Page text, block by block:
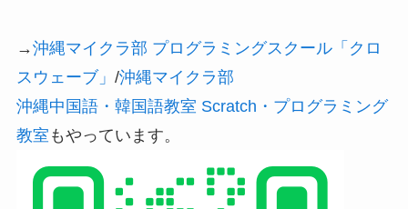
→沖縄マイクラ部 プログラミングスクール「クロ
スウェーブ」 /沖縄マイクラ部
沖縄中国語・韓国語教室 Scratch・プログラミング
教室 もやっています。